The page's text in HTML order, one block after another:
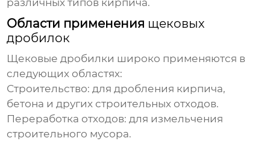
различных типов кирпича.
Области применения щековых
дробилок
Щековые дробилки широко применяются в
следующих областях:
Строительство: для дробления кирпича,
бетона и других строительных отходов.
Переработка отходов: для измельчения
строительного мусора.